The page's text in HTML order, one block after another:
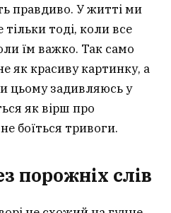
правдиво. У житті ми
тоді, коли все
їм важко. Так само
як красиву картинку, а
цьому задивляюсь у
як вірш про
боїться тривоги.
порожніх слів